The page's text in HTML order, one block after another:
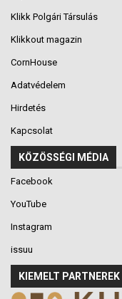
Klikk Polgári Társulás
Klikkout magazin
CornHouse
Adatvédelem
Hirdetés
Kapcsolat
KÖZÖSSÉGI MÉDIA
Facebook
YouTube
Instagram
issuu
KIEMELT PARTNEREK